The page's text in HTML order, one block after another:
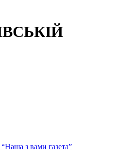
“Наша з вами газета”